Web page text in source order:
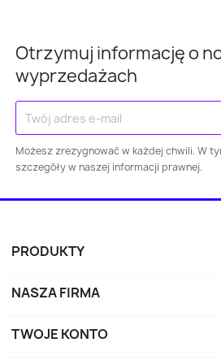
Warszawa Kraków
Gdańsk Szczecin
Sosnowiec
Zabrze
Otrzymuj informację o
wyprzedażach
Możesz zrezygnować w każdej chwili. W
szczegóły w naszej informacji prawnej.
PRODUKTY
NASZA FIRMA
TWOJE KONTO